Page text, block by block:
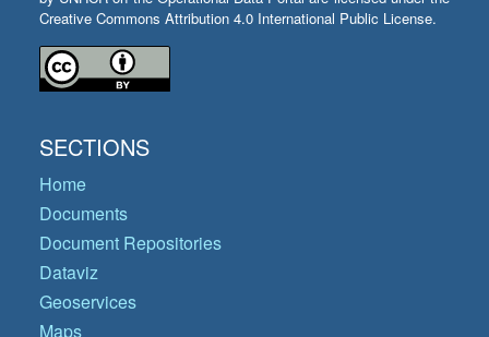
Creative Commons Attribution 4.0 International Public License.
SECTIONS
Home
Documents
Document Repositories
Dataviz
Geoservices
Maps